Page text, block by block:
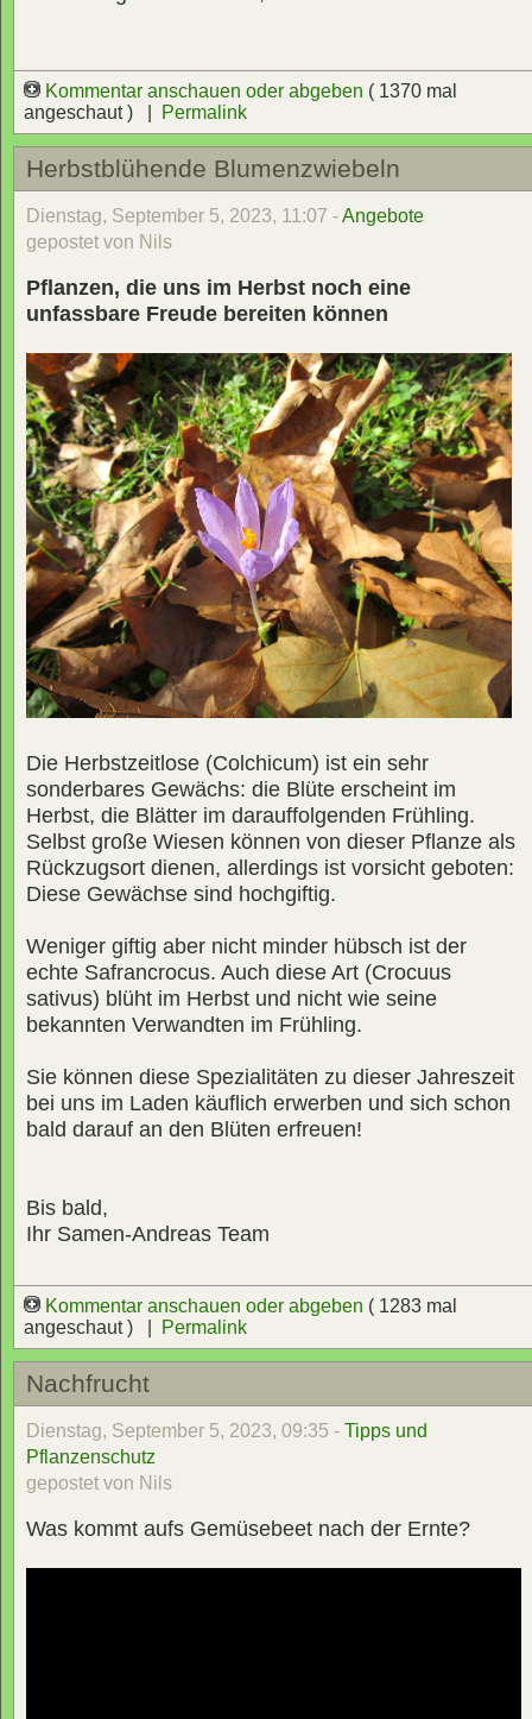
Kommentar anschauen oder abgeben ( 1370 mal
angeschaut ) |
Permalink
Herbstblühende Blumenzwiebeln
Dienstag, September 5, 2023, 11:07 -Angebote
gepostet von Nils
Pflanzen, die uns im Herbst noch eine
unfassbare Freude bereiten können
Die Herbstzeitlose (Colchicum) ist ein sehr
sonderbares Gewächs: die Blüte erscheint im
Herbst, die Blätter im darauffolgenden Frühling.
Selbst große Wiesen können von dieser Pflanze als
Rückzugsort dienen, allerdings ist vorsicht geboten:
Diese Gewächse sind hochgiftig.
Weniger giftig aber nicht minder hübsch ist der
echte Safrancrocus. Auch diese Art (Crocuus
sativus) blüht im Herbst und nicht wie seine
bekannten Verwandten im Frühling.
Sie können diese Spezialitäten zu dieser Jahreszeit
bei uns im Laden käuflich erwerben und sich schon
bald darauf an den Blüten erfreuen!
Bis bald,
Ihr Samen-Andreas Team
Kommentar anschauen oder abgeben ( 1283 mal
angeschaut ) |
Permalink
Nachfrucht
Dienstag, September 5, 2023, 09:35 - Tipps und
Pflanzenschutz
gepostet von Nils
Was kommt aufs Gemüsebeet nach der Ernte?